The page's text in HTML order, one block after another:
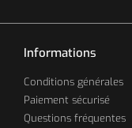
Informations
Conditions générales
Paiement sécurisé
Questions fréquentes